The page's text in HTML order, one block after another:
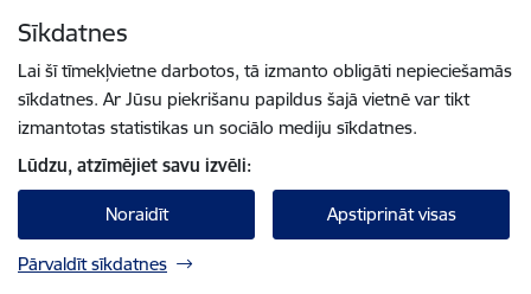
Sīkdatnes
Lai šī tīmekļvietne darbotos, tā izmanto obligāti nepieciešamās
sīkdatnes. Ar Jūsu piekrišanu papildus šajā vietnē var tikt
izmantotas statistikas un sociālo mediju sīkdatnes.
Lūdzu, atzīmējiet savu izvēli:
Noraidīt Apstiprināt visas
Pārvaldīt sīkdatnes